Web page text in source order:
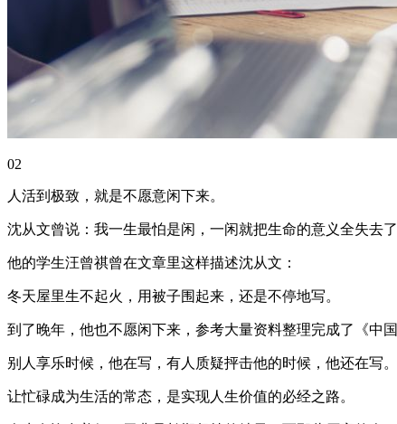
02
人活到极致，就是不愿意闲下来。
沈从文曾说：我一生最怕是闲，一闲就把生命的意义全失去了
他的学生汪曾祺曾在文章里这样描述沈从文：
冬天屋里生不起火，用被子围起来，还是不停地写。
到了晚年，他也不愿闲下来，参考大量资料整理完成了《中国
别人享乐时候，他在写，有人质疑抨击他的时候，他还在写。
让忙碌成为生活的常态，是实现人生价值的必经之路。